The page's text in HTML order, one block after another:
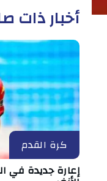
أخبار ذات
كرة القدم
إعارة جديدة في